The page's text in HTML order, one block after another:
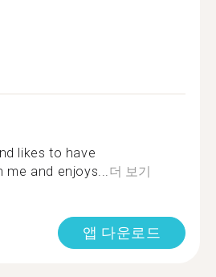
likes to have
me and enjoys...더 보기
앱 다운로드